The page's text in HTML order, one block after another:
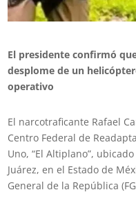
El presidente confirmó
desplome de un
operativo
El narcotraficante Rafael
Centro Federal de
Uno, “El Altiplano”,
Juárez, en el Estado de
General de la República